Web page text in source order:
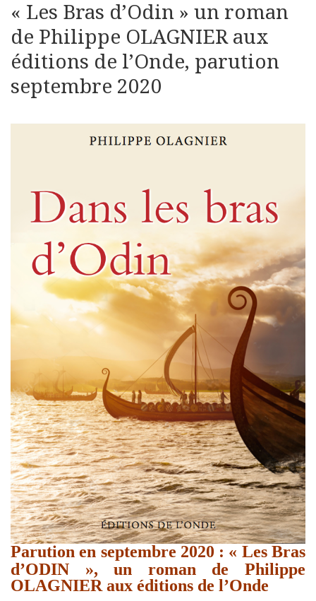
« Les Bras d’Odin » un roman
de Philippe OLAGNIER aux
éditions de l’Onde, parution
septembre 2020
Parution en septembre 2020 : « Les Bras
d’ODIN », un roman de Philippe
OLAGNIER aux éditions de l’Onde